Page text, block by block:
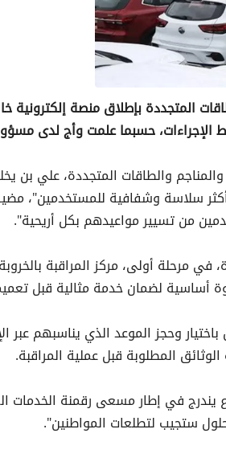
المتجددة بإطلاق منصة إلكترونية
حسبما علمت وأج لدى
والمناجم والطاقات المتجددة،
سلاسة وشفافية للمستخدمين"،
من تسيير مواعيدهم بكل أريحية".
مرحلة أولى، مركز المراقبة
أساسية لضمان خدمة مثالية قبل
وحجز الموعد الذي يناسبهم عبر
المطلوبة قبل عملية المراقبة.
في إطار مسعى رقمنة الخدمات
ستجيب لتطلعات المواطنين".